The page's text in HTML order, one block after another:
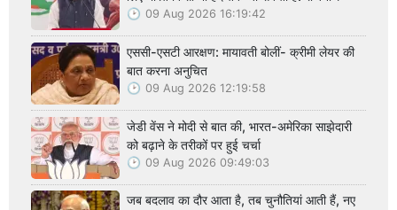
09 Aug 2026 16:19:42
एससी-एसटी आरक्षण: मायावती बोलीं- क्रीमी लेयर की
बात करना अनुचित
09 Aug 2026 12:19:58
जेडी वेंस ने मोदी से बात की, भारत-अमेरिका साझेदारी
को बढ़ाने के तरीकों पर हुई चर्चा
09 Aug 2026 09:49:03
जब बदलाव का दौर आता है, तब चुनौतियां आती हैं, नए